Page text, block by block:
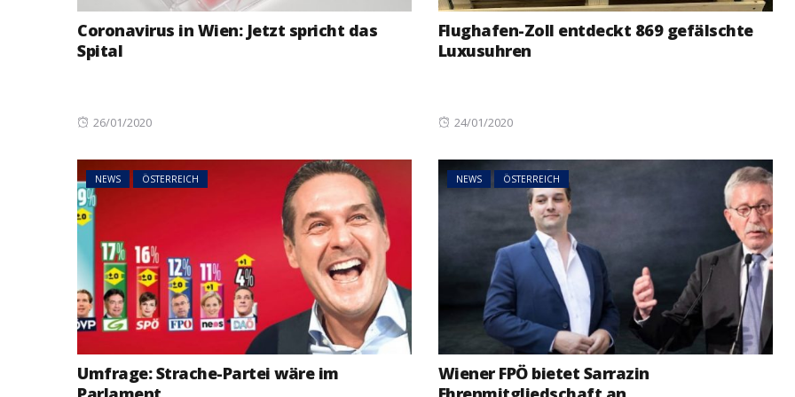
Coronavirus in Wien: Jetzt spricht das
Spital
Posted
26/01/2020
Flughafen-Zoll entdeckt 869 gefälschte
Luxusuhren
Posted
24/01/2020
NEWS ÖSTERREICH
Umfrage: Strache-Partei wäre im
NEWS ÖSTERREICH
Wiener FPÖ bietet Sarrazin
Asylanträge als im Vorjahr:
Rückläufiger Trend setzt
sich fort
Studierende protestieren
österreichweit gegen
mögliche Budgetkürzungen